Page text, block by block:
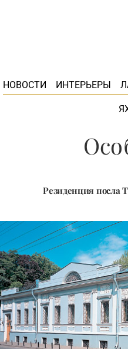
НОВОСТИ ИНТЕРЬЕРЫ
Резиденция посла